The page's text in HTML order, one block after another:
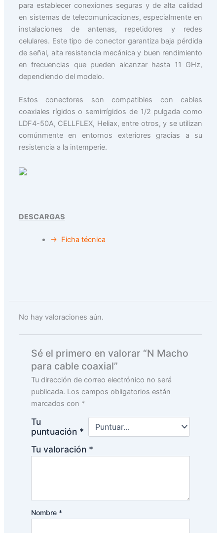
para establecer conexiones seguras y de alta calidad
en sistemas de telecomunicaciones, especialmente en
instalaciones de antenas, repetidores y redes
celulares. Este tipo de conector garantiza baja pérdida
de señal, alta resistencia mecánica y buen rendimiento
en frecuencias que pueden alcanzar hasta 11 GHz,
dependiendo del modelo.
Estos conectores son compatibles con cables
coaxiales rígidos o semirrígidos de 1/2 pulgada como
LDF4-50A, CELLFLEX, Heliax, entre otros, y se utilizan
comúnmente en entornos exteriores gracias a su
resistencia a la intemperie.
DESCARGAS
→ Ficha técnica
No hay valoraciones aún.
Sé el primero en valorar “N Macho
para cable coaxial”
Tu dirección de correo electrónico no será
publicada. Los campos obligatorios están
marcados con *
Tu
puntuación *
Tu valoración *
Nombre *